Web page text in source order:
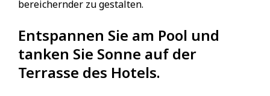
bereichernder zu gestalten.
Entspannen Sie am Pool und
tanken Sie Sonne auf der
Terrasse des Hotels.